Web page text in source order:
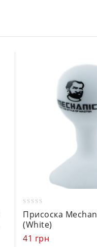
out
of
5
Присоска
(White)
41 грн